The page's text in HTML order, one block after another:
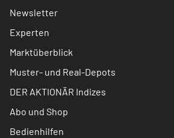
Newsletter
Experten
Marktüberblick
Muster- und Real-Depots
DER AKTIONÄR Indizes
Abo und Shop
Bedienhilfen